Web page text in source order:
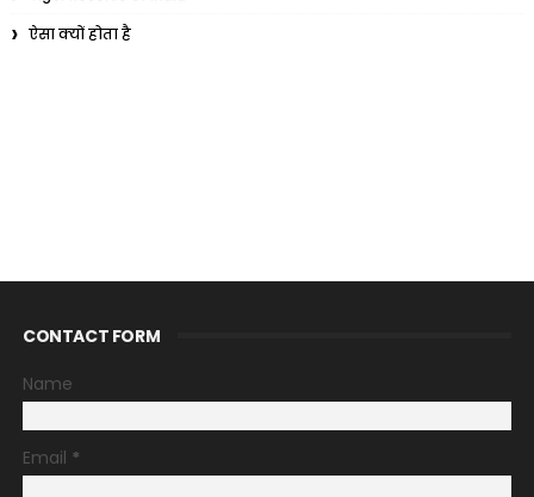
ऐसा क्यों होता है
CONTACT FORM
Name
Email *